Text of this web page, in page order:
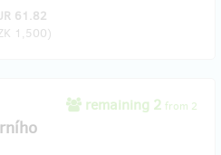
61.82
1,500)
remaining 2 from 2